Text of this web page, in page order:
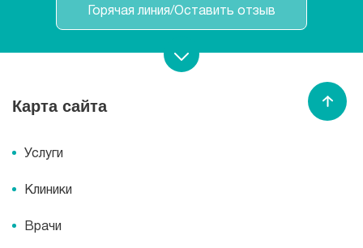
Горячая линия/Оставить отзыв
Записаться на прием
Карта сайта
Услуги
Клиники
Врачи